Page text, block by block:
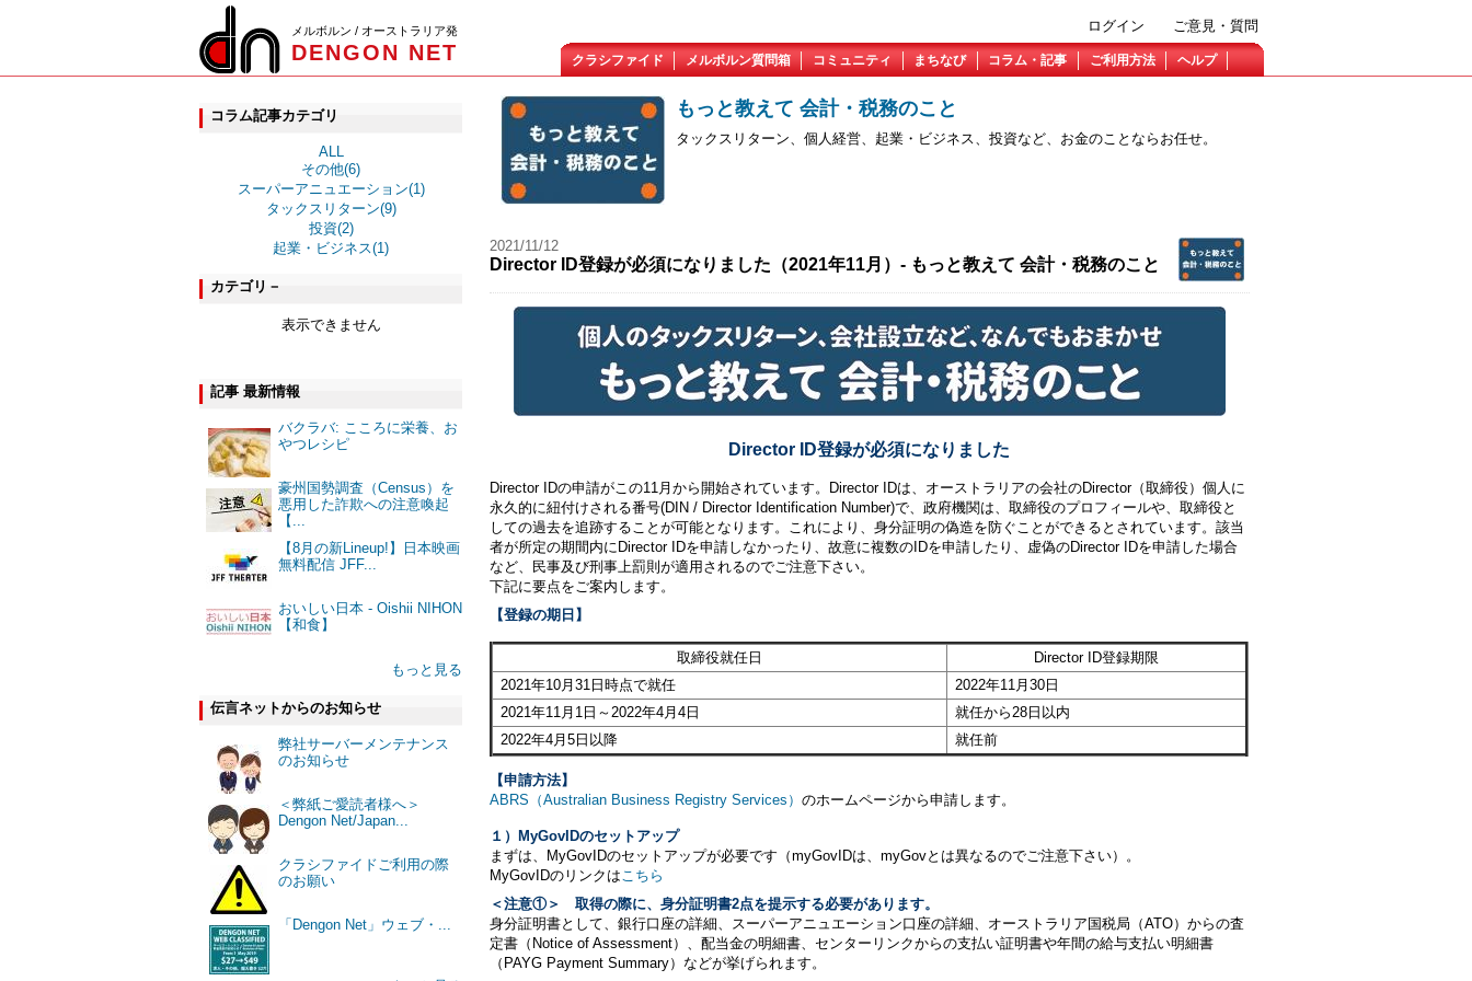
メルボルン / オーストラリア発
DENGON NET
ご意見・質問
ログイン
クラシファイド メルボルン質問箱 コミュニティ まちなび コラム・記事 ご利用方法 ヘルプ
コラム記事カテゴリ
ALL
その他(6)
スーパーアニュエーション(1)
タックスリターン(9)
投資(2)
起業・ビジネス(1)
カテゴリ－
表示できません
記事 最新情報
バクラバ: こころに栄養、お
やつレシピ
豪州国勢調査（Census）を
悪用した詐欺への注意喚起
【...
【8月の新Lineup!】日本映画
無料配信 JFF...
おいしい日本 - Oishii NIHON
【和食】
もっと見る
伝言ネットからのお知らせ
弊社サーバーメンテナンス
のお知らせ
＜弊紙ご愛読者様へ＞
Dengon Net/Japan...
クラシファイドご利用の際
のお願い
「Dengon Net」ウェブ・...
もっと教えて 会計・税務のこと
タックスリターン、個人経営、起業・ビジネス、投資など、お金のことならお任せ。
2021/11/12
Director ID登録が必須になりました（2021年11月）- もっと教えて 会計・税務のこと
Director ID登録が必須になりました
Director IDの申請がこの11月から開始されています。Director IDは、オーストラリアの会社のDirector（取締役）個人に
永久的に紐付けされる番号(DIN / Director Identification Number)で、政府機関は、取締役のプロフィールや、取締役と
しての過去を追跡することが可能となります。これにより、身分証明の偽造を防ぐことができるとされています。該当
者が所定の期間内にDirector IDを申請しなかったり、故意に複数のIDを申請したり、虚偽のDirector IDを申請した場合
など、民事及び刑事上罰則が適用されるのでご注意下さい。
下記に要点をご案内します。
【登録の期日】
取締役就任日
Director ID登録期限
2021年10月31日時点で就任
2022年11月30日
2021年11月1日～2022年4月4日
就任から28日以内
2022年4月5日以降
就任前
【申請方法】
ABRS（Australian Business Registry Services） のホームページから申請します。
１）MyGovIDのセットアップ
まずは、MyGovIDのセットアップが必要です（myGovIDは、myGovとは異なるのでご注意下さい）。
MyGovIDのリンクはこちら
＜注意①＞
取得の際に、身分証明書2点を提示する必要があります。
身分証明書として、銀行口座の詳細、スーパーアニュエーション口座の詳細、オーストラリア国税局（ATO）からの査
定書（Notice of Assessment）、配当金の明細書、センターリンクからの支払い証明書や年間の給与支払い明細書
（PAYG Payment Summary）などが挙げられます。